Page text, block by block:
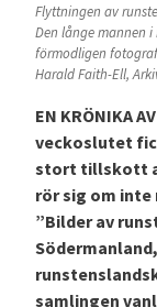
Flyttningen av
Den långe mannen
förmodligen
Harald Faith-Ell,
EN KRÖNIKA
veckoslutet
stort tillskott
rör sig om inte
”Bilder av
samlingen